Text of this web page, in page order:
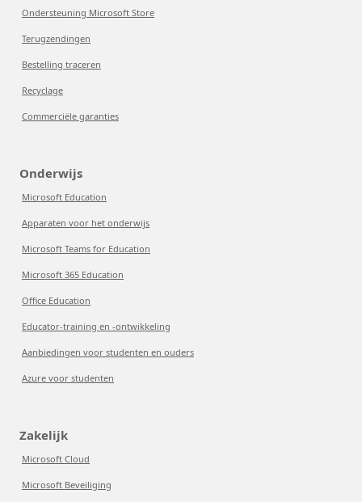
Ondersteuning Microsoft Store
Terugzendingen
Bestelling traceren
Recyclage
Commerciële garanties
Onderwijs
Microsoft Education
Apparaten voor het onderwijs
Microsoft Teams for Education
Microsoft 365 Education
Office Education
Educator-training en -ontwikkeling
Aanbiedingen voor studenten en ouders
Azure voor studenten
Zakelijk
Microsoft Cloud
Microsoft Beveiliging